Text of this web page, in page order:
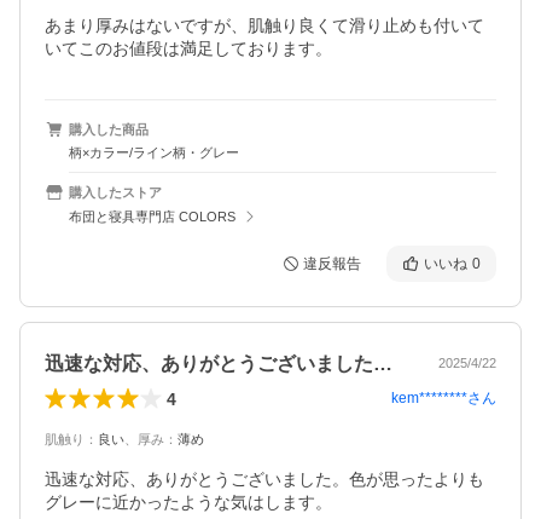
あまり厚みはないですが、肌触り良くて滑り止めも付いて
購入した商品
柄×カラー/ライン柄・グレー
購入したストア
布団と寝具専門店 COLORS
違反報告 いいね 0
迅速な対応、ありがとうございました。色… 2025/4/22
4 kem********さん
肌触り ： 良い 厚み ： 薄め
迅速な対応、ありがとうございました。色が思ったよりも
グレーに近かったような気はします。